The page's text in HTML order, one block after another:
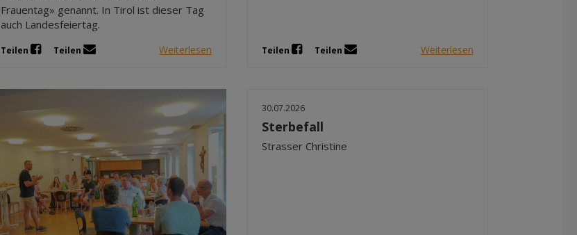
Frauentag» genannt. In Tirol ist dieser Tag
auch Landesfeiertag.
Teilen Teilen Weiterlesen Teilen Teilen Weiterlesen
30.07.2026
Sterbefall
Strasser Christine